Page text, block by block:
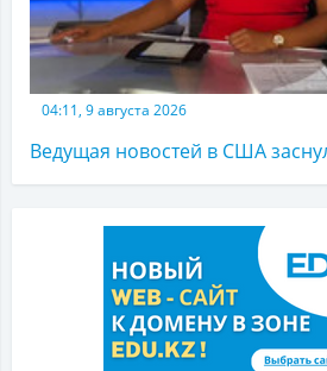
04:11, 9 августа 2026
Ведущая новостей в США